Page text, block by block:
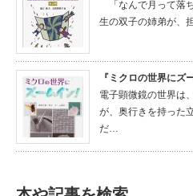
「なんで月って落
生の双子の姉弟が、
『ミクロの世界にズ
電子顕微鏡の世界は
が、奥行きを持った
だ…